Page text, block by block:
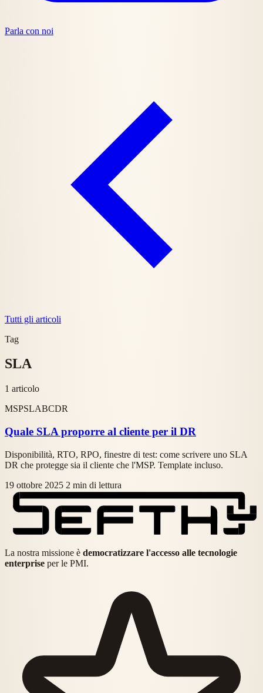
Parla con noi
Tutti gli articoli
Tag
SLA
1 articolo
MSPSLABCDR
Quale SLA proporre al cliente per il DR
Disponibilità, RTO, RPO, finestre di test: come scrivere uno SLA
DR che protegge sia il cliente che l'MSP. Template incluso.
19 ottobre 2025 2 min di lettura
La nostra missione è democratizzare l'accesso alle tecnologie
enterprise per le PMI.